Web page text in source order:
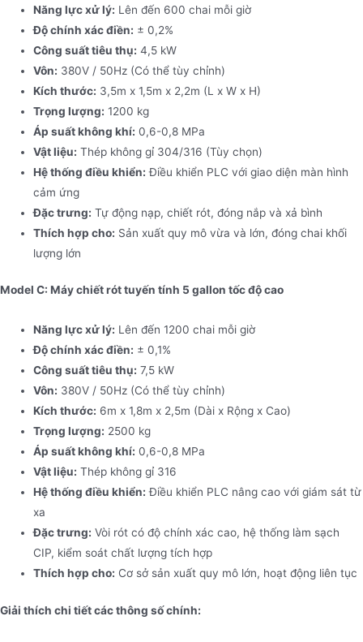
Năng lực xử lý: Lên đến 600 chai mỗi giờ
Độ chính xác điền: ± 0,2%
Công suất tiêu thụ: 4,5 kW
Vôn: 380V / 50Hz (Có thể tùy chỉnh)
Kích thước: 3,5m x 1,5m x 2,2m (L x W x H)
Trọng lượng: 1200 kg
Áp suất không khí: 0,6-0,8 MPa
Vật liệu: Thép không gỉ 304/316 (Tùy chọn)
Hệ thống điều khiển: Điều khiển PLC với giao diện màn hình
cảm ứng
Đặc trưng: Tự động nạp, chiết rót, đóng nắp và xả bình
Thích hợp cho: Sản xuất quy mô vừa và lớn, đóng chai khối
lượng lớn
Model C: Máy chiết rót tuyến tính 5 gallon tốc độ cao
Năng lực xử lý: Lên đến 1200 chai mỗi giờ
Độ chính xác điền: ± 0,1%
Công suất tiêu thụ: 7,5 kW
Vôn: 380V / 50Hz (Có thể tùy chỉnh)
Kích thước: 6m x 1,8m x 2,5m (Dài x Rộng x Cao)
Trọng lượng: 2500 kg
Áp suất không khí: 0,6-0,8 MPa
Vật liệu: Thép không gỉ 316
Hệ thống điều khiển: Điều khiển PLC nâng cao với giám sát từ
xa
Đặc trưng: Vòi rót có độ chính xác cao, hệ thống làm sạch
CIP, kiểm soát chất lượng tích hợp
Thích hợp cho: Cơ sở sản xuất quy mô lớn, hoạt động liên tục
Giải thích chi tiết các thông số chính: